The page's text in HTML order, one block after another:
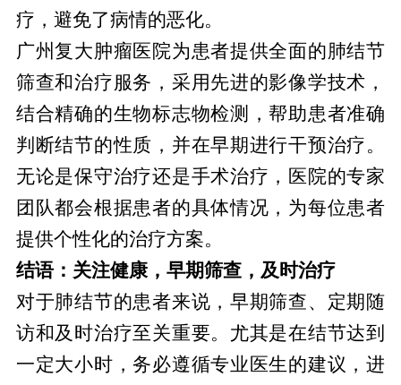
疗，避免了病情的恶化。
广州复大肿瘤医院为患者提供全面的肺结节
筛查和治疗服务，采用先进的影像学技术，
结合精确的生物标志物检测，帮助患者准确
判断结节的性质，并在早期进行干预治疗。
无论是保守治疗还是手术治疗，医院的专家
团队都会根据患者的具体情况，为每位患者
提供个性化的治疗方案。
结语：关注健康，早期筛查，及时治疗
对于肺结节的患者来说，早期筛查、定期随
访和及时治疗至关重要。尤其是在结节达到
一定大小时，务必遵循专业医生的建议，进